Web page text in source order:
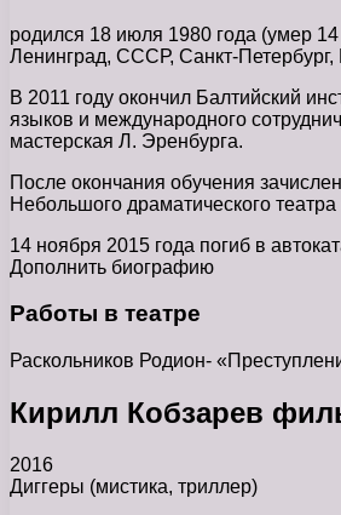
родился 18 июля 1980 года (умер
Ленинград, СССР, Санкт-Петербург,
В 2011 году окончил Балтийский
языков и международного
мастерская Л. Эренбурга.
После окончания обучения
Небольшого драматического театра
14 ноября 2015 года погиб в
Дополнить биографию
Работы в театре
Раскольников Родион-
Кирилл Кобзарев
2016
Диггеры (мистика, триллер)